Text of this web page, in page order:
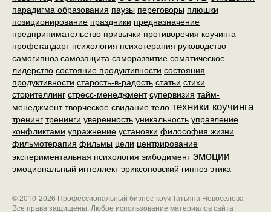
парадигма образования паузы переговоры плюшки
позиционирование праздники предназначение
предпринимательство привычки противоречия коучинга
профстандарт психология психотерапия руководство
самогипноз самозащита саморазвитие соматическое
лидерство состояние продуктивности состояния
продуктивности старость-в-радость статьи стихи
сторителлинг стресс-менеджмент супервизия тайм-
менеджмент творческое свидание тело техники коучинга
тренинг тренинги уверенность уникальность управление
конфликтами упражнение установки философия жизни
фильмотерапия фильмы цели центрирование
экспериментальная психология эмбодимент эмоции
эмоциональный интеллект эриксоновский гипноз этика
© 2010-2026 Профессиональный бизнес-коучТатьяна Новоселова
Все права защищены. Любое использование материалов сайта